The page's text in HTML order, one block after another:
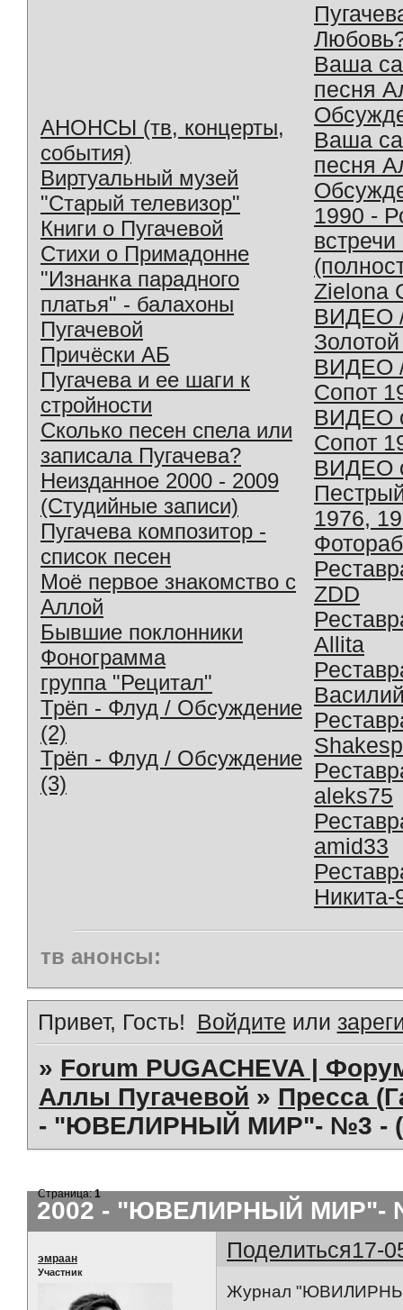
АНОНСЫ (тв, концерты,
события)
Виртуальный музей
"Старый телевизор"
Книги о Пугачевой
Стихи о Примадонне
"Изнанка парадного
платья" - балахоны
Пугачевой
Причёски АБ
Пугачева и ее шаги к
стройности
Сколько песен спела или
записала Пугачева?
Неизданное 2000 - 2009
(Студийные записи)
Пугачева композитор -
список песен
Моё первое знакомство с
Аллой
Бывшие поклонники
Фонограмма
группа "Рецитал"
Трёп - Флуд / Обсуждение
(2)
Трёп - Флуд / Обсуждение
(3)
Ваша
песня
Ваша
песня
1990 -
Zielona
ВИДЕО
ВИДЕО
Сопот
ВИДЕО
Сопот
ВИДЕО
1976,
ZDD
Allita
aleks75
amid33
Никита-
тв анонсы:
Привет, Гость! Войдите или
» Forum PUGACHEVA |
Аллы Пугачевой » Пресса
- "ЮВЕЛИРНЫЙ МИР"- №3 -
2002 - "ЮВЕЛИРНЫЙ МИР"-
Страница:1
Поделиться17-
эмраан
Участник
Журнал